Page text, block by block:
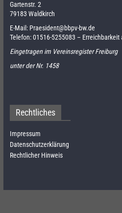
Gartenstr. 2
79183 Waldkirch
E-Mail: Praesident@bbpv-bw.de
Telefon:01516-5255083 – Erreichbarkeit
Eingetragen im Vereinsregister Freiburg
unter der Nr. 1458
Rechtliches
Impressum
Datenschutzerklärung
Rechtlicher Hinweis